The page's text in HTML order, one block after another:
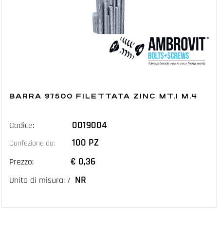
BARRA 97500 FILETTATA ZINC MT.1 M.4
Codice: 0019004
Confezione da: 100 PZ
Prezzo: € 0,36
Unita di misura: / NR